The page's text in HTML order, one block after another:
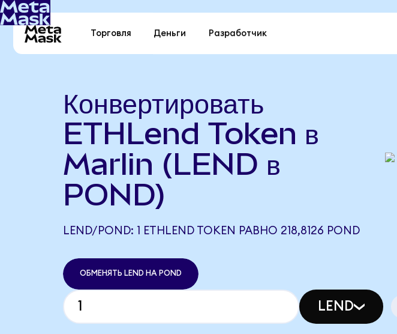
Торговля Деньги Разработчик
Конвертировать
ETHLend Token в
Marlin (LEND в
POND)
LEND/POND: 1 ETHLEND TOKEN РАВНО 218,8126 POND
ОБМЕНЯТЬ LEND НА POND
LEND